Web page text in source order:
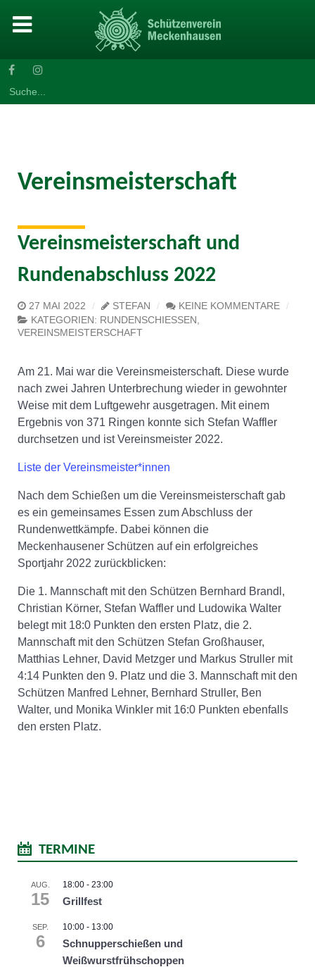
for:
Vereinsmeisterschaft
Vereinsmeisterschaft und
Rundenabschluss 2022
27 MAI 2022 STEFAN
KEINE KOMMENTARE
KATEGORIEN: RUNDENSCHIESSEN
,
VEREINSMEISTERSCHAFT
Am 21. Mai war die Vereinsmeisterschaft. Diese wurde
nach zwei Jahren Unterbrechung wieder in gewohnter
Weise mit dem Luftgewehr ausgetragen. Mit einem
Ergebnis von 371 Ringen konnte sich Stefan Waffler
durchsetzen und ist Vereinsmeister 2022.
Liste der Vereinsmeister*innen
Nach dem Schießen um die Vereinsmeisterschaft gab
es ein gemeinsames Essen zum Abschluss der
Rundenwettkämpfe. Dabei können die
Meckenhausener Schützen auf ein erfolgreiches
Sportjahr 2022 zurückblicken:
Die 1. Mannschaft mit den Schützen Bernhard Brandl,
Christian Körner, Stefan Waffler und Ludowika Walter
belegt mit 18:0 Punkten den ersten Platz, die 2.
Mannschaft mit den Schützen Stefan Großhauser,
Matthias Lehner, David Metzger und Markus Struller mit
4:14 Punkten den 9. Platz und die 3. Mannschaft mit den
Schützen Manfred Lehner, Bernhard Struller, Ben
Walter, und Monika Winkler mit 16:0 Punkten ebenfalls
den ersten Platz.
TERMINE
AUG.
15
18:00 - 23:00
Grillfest
SEP.
6
10:00 - 13:00
Schnupperschießen und
Weißwurstfrühschoppen